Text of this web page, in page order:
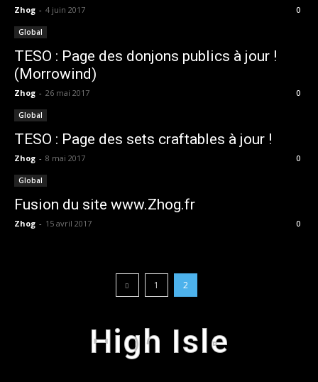
Zhog - 4 juin 2017 0
Global
TESO : Page des donjons publics à jour !
(Morrowind)
Zhog - 26 mai 2017 0
Global
TESO : Page des sets craftables à jour !
Zhog - 8 mai 2017 0
Global
Fusion du site www.Zhog.fr
Zhog - 15 avril 2017 0
1 2
High Isle